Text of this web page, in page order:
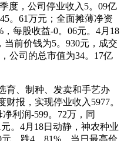
度，公司停业收入5。09亿
。61万元；全面摊薄净资
，每股收益-0。06元。4月18
当前价钱为5。930元，成交
公司的总市值为34。17亿
、制种、发卖和手艺办
报，实现停业收入5977。
利润-599。72万，同
。4月18日动静，神农种业
，跌4。81%。当日最高价